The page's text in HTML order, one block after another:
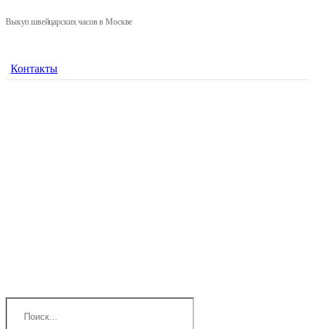
Выкуп швейцарских часов в Москве
Контакты